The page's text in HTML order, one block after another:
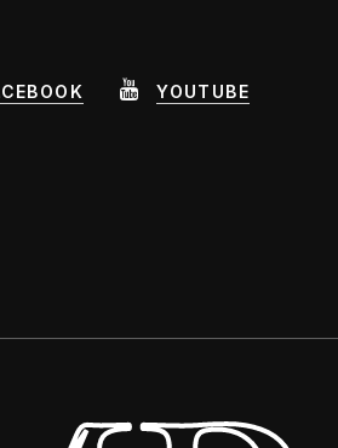
YOUTUBE